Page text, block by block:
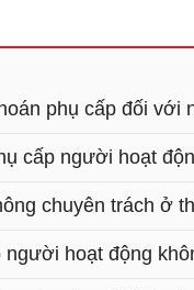
phụ cấp đối với
cấp người hoạt
chuyên trách ở
hoạt động